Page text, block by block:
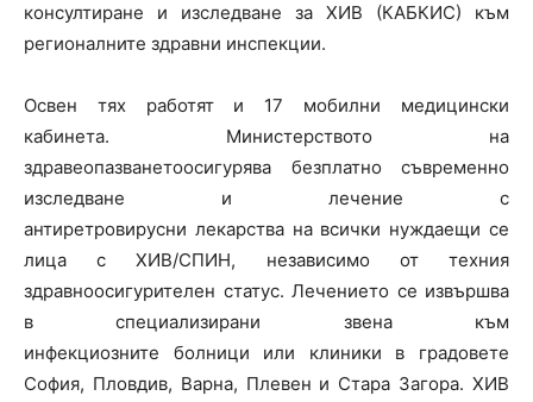
консултиране и изследване за ХИВ (КАБКИС) към
регионалните здравни инспекции.
Освен тях работят и 17 мобилни медицински
кабинета. Министерството на
здравеопазванетоосигурява безплатно съвременно
изследване и лечение с
антиретровирусни лекарства на всички нуждаещи се
лица с ХИВ/СПИН, независимо от техния
здравноосигурителен статус. Лечението се извършва
в специализирани звена към
инфекциозните болници или клиники в градовете
София, Пловдив, Варна, Плевен и Стара Загора. ХИВ